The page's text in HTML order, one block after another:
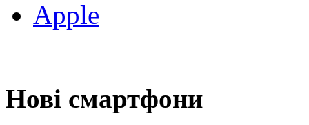
Apple
Нові смартфони